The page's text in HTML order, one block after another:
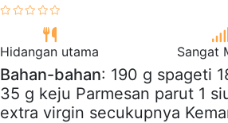
Hidangan utama Sangat
Bahan-bahan: 190 g spageti
35 g keju Parmesan parut 1
extra virgin secukupnya